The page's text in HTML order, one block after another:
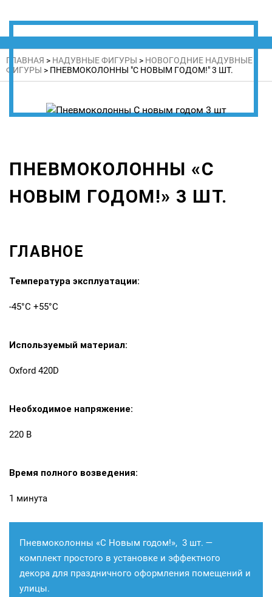
ГЛАВНАЯ > НАДУВНЫЕ ФИГУРЫ > НОВОГОДНИЕ НАДУВНЫЕ
ФИГУРЫ > ПНЕВМОКОЛОННЫ "С НОВЫМ ГОДОМ!" 3 ШТ.
ПНЕВМОКОЛОННЫ «С
НОВЫМ ГОДОМ!» 3 ШТ.
ГЛАВНОЕ
Температура эксплуатации:
-45°С +55°С
Используемый материал:
Oxford 420D
Необходимое напряжение:
220 В
Время полного возведения:
1 минута
Пневмоколонны «С Новым годом!», 3 шт. —
комплект простого в установке и эффектного
декора для праздничного оформления помещений и
улицы.